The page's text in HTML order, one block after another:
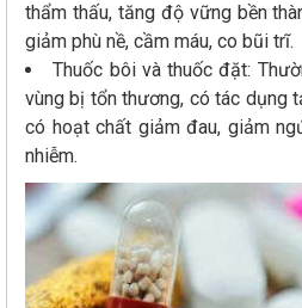
thẩm thấu, tăng độ vững bền
giảm phù nề, cầm máu, co bũi trĩ.
Thuốc bôi và thuốc đặt:
vùng bị tổn thương, có tác dụng
có hoạt chất giảm đau, giảm
nhiễm.